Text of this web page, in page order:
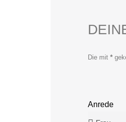
Die mit *
Anrede